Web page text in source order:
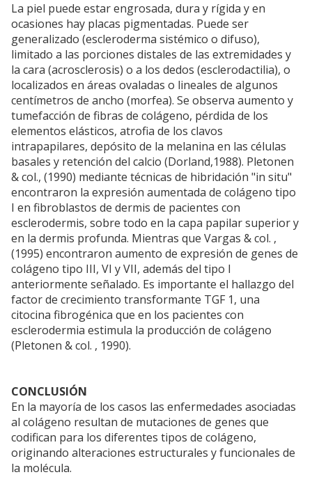
La piel puede estar engrosada, dura y rígida y en
ocasiones hay placas pigmentadas. Puede ser
generalizado (escleroderma sistémico o difuso),
limitado a las porciones distales de las extremidades y
la cara (acrosclerosis) o a los dedos (esclerodactilia), o
localizados en áreas ovaladas o lineales de algunos
centímetros de ancho (morfea). Se observa aumento y
tumefacción de fibras de colágeno, pérdida de los
elementos elásticos, atrofia de los clavos
intrapapilares, depósito de la melanina en las células
basales y retención del calcio (Dorland,1988). Pletonen
& col., (1990) mediante técnicas de hibridación "in situ"
encontraron la expresión aumentada de colágeno tipo
I en fibroblastos de dermis de pacientes con
esclerodermis, sobre todo en la capa papilar superior y
en la dermis profunda. Mientras que Vargas & col. ,
(1995) encontraron aumento de expresión de genes de
colágeno tipo III, VI y VII, además del tipo I
anteriormente señalado. Es importante el hallazgo del
factor de crecimiento transformante TGF 1, una
citocina fibrogénica que en los pacientes con
esclerodermia estimula la producción de colágeno
(Pletonen & col. , 1990).
CONCLUSIÓN
En la mayoría de los casos las enfermedades asociadas
al colágeno resultan de mutaciones de genes que
codifican para los diferentes tipos de colágeno,
originando alteraciones estructurales y funcionales de
la molécula.